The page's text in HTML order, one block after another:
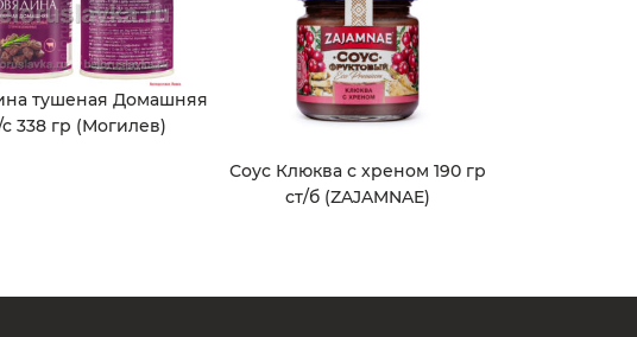
тушеная Домашняя
с 338 гр (Могилев)
Соус Клюква с хреном 190 гр
ст/б (ZAJAMNAE)